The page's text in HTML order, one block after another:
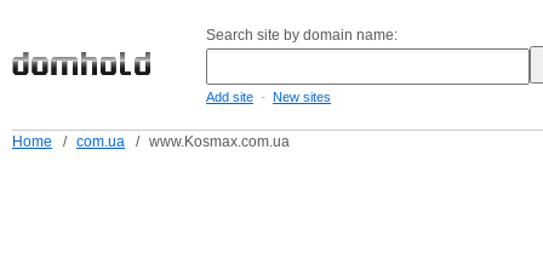
Search site by domain name:
Add site - New sites
Home / com.ua / www.Kosmax.com.ua